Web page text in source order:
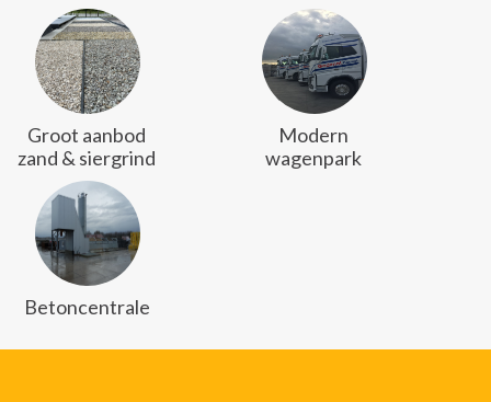
Groot aanbod
zand & siergrind
Modern
wagenpark
Betoncentrale